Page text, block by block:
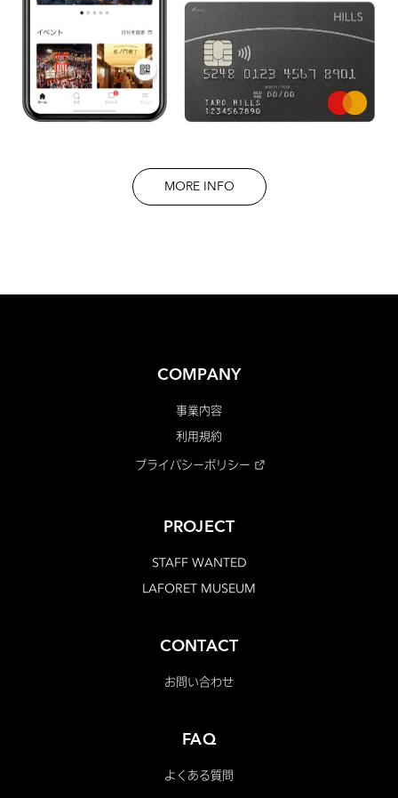
MORE INFO
COMPANY
事業内容
利用規約
プライバシーポリシー
PROJECT
STAFF WANTED
LAFORET MUSEUM
CONTACT
お問い合わせ
FAQ
よくある質問